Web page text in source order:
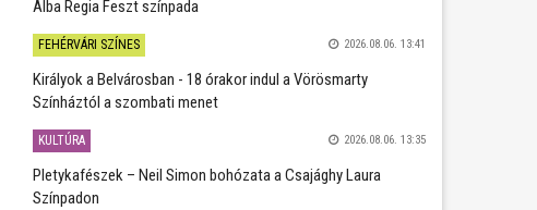
Alba Regia Feszt színpada
FEHÉRVÁRI SZÍNES 2026.08.06. 13:41
Királyok a Belvárosban - 18 órakor indul a Vörösmarty
Színháztól a szombati menet
KULTÚRA 2026.08.06. 13:35
Pletykafészek – Neil Simon bohózata a Csajághy Laura
Színpadon